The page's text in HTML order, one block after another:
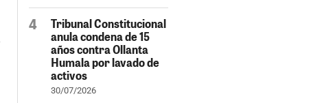
Tribunal Constitucional
anula condena de 15
años contra Ollanta
Humala por lavado de
activos
30/07/2026